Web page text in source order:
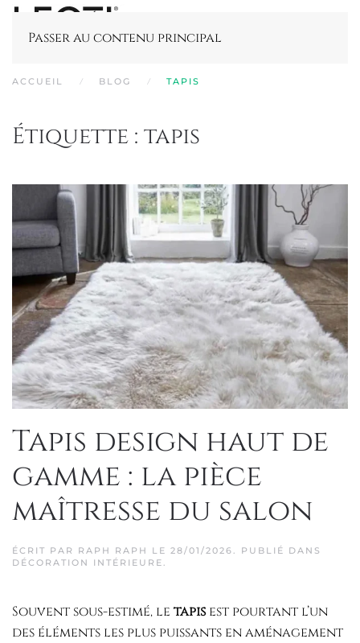
Passer au contenu principal
ACCUEIL BLOG TAPIS
Étiquette : tapis
Tapis design haut de
gamme : la pièce
maîtresse du salon
ÉCRIT PAR RAPH RAPH LE 28/01/2026
. PUBLIÉ DANS
DÉCORATION INTÉRIEURE
Souvent sous-estimé, le tapisest pourtant l’un
des éléments les plus puissants en aménagement